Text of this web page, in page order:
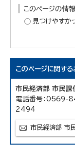
このページの情
見つけやすか
このページに関する
市民経済部 市民課
電話番号：0569-
2494
市民経済部 市